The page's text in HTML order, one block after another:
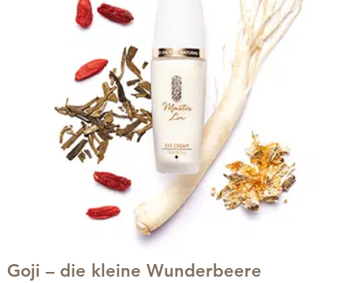
Goji – die kleine Wunderbeere